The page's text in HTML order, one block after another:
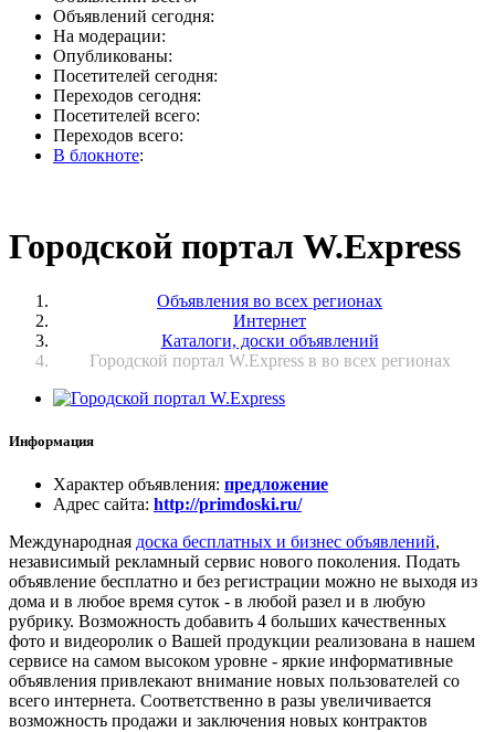
Объявлений сегодня:
На модерации:
Опубликованы:
Посетителей сегодня:
Переходов сегодня:
Посетителей всего:
Переходов всего:
В блокноте:
Городской портал W.Express
Объявления во всех регионах
Интернет
Каталоги, доски объявлений
Городской портал W.Express в во всех регионах
Информация
Характер объявления: предложение
Адрес сайта: http://primdoski.ru/
Международная доска бесплатных и бизнес объявлений,
независимый рекламный сервис нового поколения. Подать
объявление бесплатно и без регистрации можно не выходя из
дома и в любое время суток - в любой разел и в любую
рубрику. Возможность добавить 4 больших качественных
фото и видеоролик о Вашей продукции реализована в нашем
сервисе на самом высоком уровне - яркие информативные
объявления привлекают внимание новых пользователей со
всего интернета. Соответственно в разы увеличивается
возможность продажи и заключения новых контрактов